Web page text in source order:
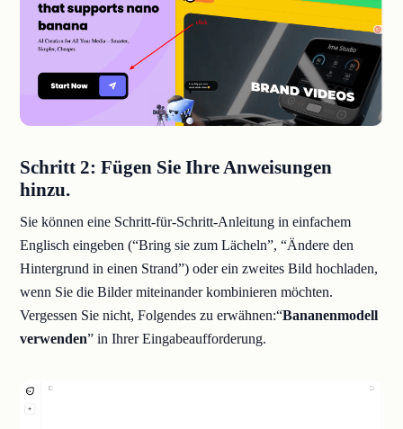
Schritt 2: Fügen Sie Ihre Anweisungen
hinzu.
Sie können eine Schritt-für-Schritt-Anleitung in einfachem
Englisch eingeben (“Bring sie zum Lächeln”, “Ändere den
Hintergrund in einen Strand”) oder ein zweites Bild hochladen,
wenn Sie die Bilder miteinander kombinieren möchten.
Vergessen Sie nicht, Folgendes zu erwähnen:“Bananenmodell
verwenden” in Ihrer Eingabeaufforderung.